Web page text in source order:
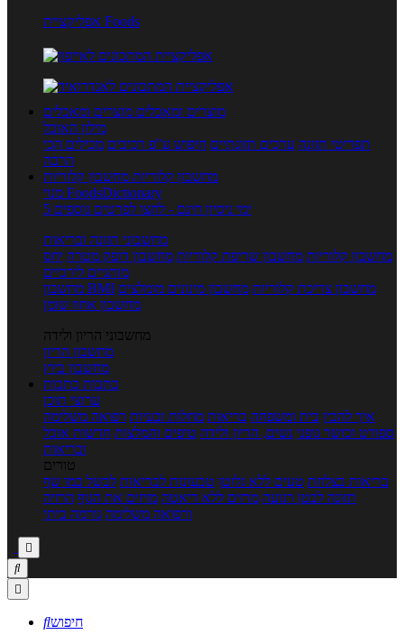
אפליקציית Foods
מוצרים ומאכלים מוצרים ומאכלים
מילון האוכל
תפריטי תזונה ערכים תזונתיים חיפוש ע"פ רכיבים מכילים הכי
הרבה
מחשבון קלוריות מחשבון קלוריות
מנוי FoodsDictionary
5 ימי ניסיון חינם - לחצו לפרטים נוספים
מחשבוני תזונה ובריאות
מחשבון קלוריות מחשבון שריפת קלוריות מחשבון דופק מטרה יחס
מותניים לירכיים
מחשבון BMI
מחשבון צריכת קלוריות מחשבון מינונים מומלצים
מחשבון אחוז שומן
מחשבוני הריון ולידה
מחשבון הריון
מחשבון ביוץ
כתבות כתבות
ערוצי תוכן
איך להכין בית ומשפחה בריאות מחלות ובעיות רפואה משלימה
ספורט וכושר גופני נשים, הריון ולידה טיפים והמלצות חדשות אוכל
ובריאות
טורים
בריאות בצלחת טעים ללא גלוטן טבעונות לבריאות לבשל כמו שף
תזונה לבטן רגועה מרזים ללא דיאטה מזיזים את הגוף הרזיה
ורפואה משלימה גורמה ביתי



חיפוש